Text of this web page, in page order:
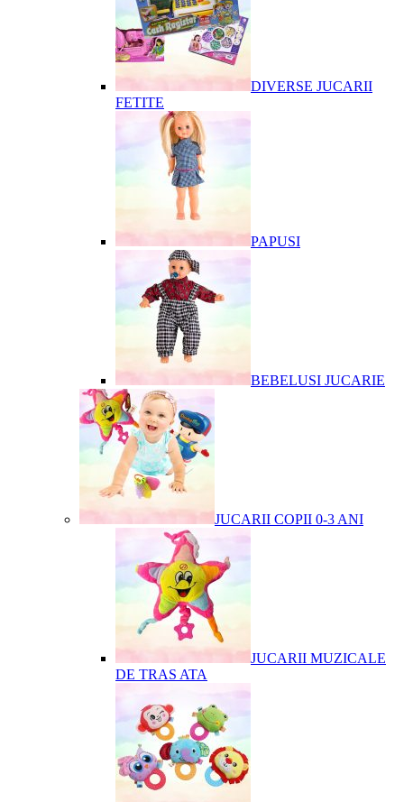
DIVERSE JUCARII
FETITE
PAPUSI
BEBELUSI JUCARIE
JUCARII COPII 0-3 ANI
JUCARII MUZICALE
DE TRAS ATA